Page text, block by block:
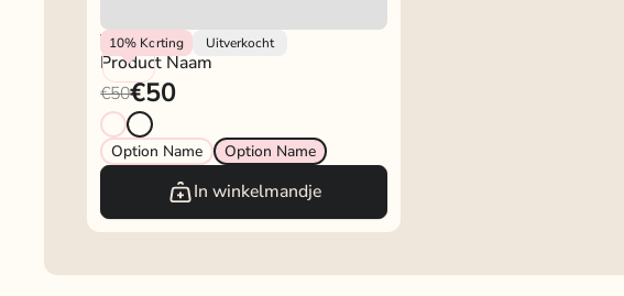
10% Korting Uitverkocht
Vendor
Product Naam
€50€50
Option Name Option Name
In winkelmandje